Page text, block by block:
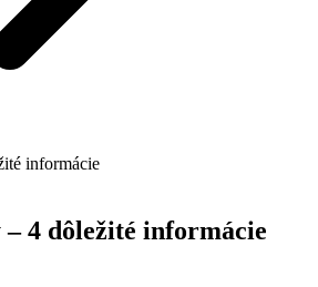
informácie
4 dôležité informácie